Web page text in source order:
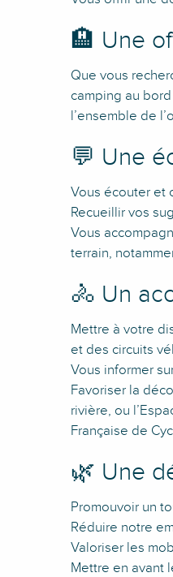
🏨 Une
Que vous
camping au
l’ensemble de
💬 Une
Vous écouter et
Recueillir vos
Vous
terrain,
🚴 Un
Mettre à votre
et des circuits
Vous informer
Favoriser la
rivière, ou
Française de
🌿 Une
Promouvoir un
Réduire notre
Valoriser les
Mettre en avant